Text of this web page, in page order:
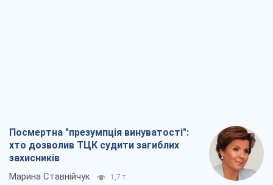
Посмертна "презумпція винуватості":
хто дозволив ТЦК судити загиблих
захисників
Марина Ставнійчук 1,7 т.